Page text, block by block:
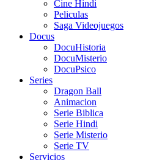
Cine Hindi
Peliculas
Saga Videojuegos
Docus
DocuHistoria
DocuMisterio
DocuPsico
Series
Dragon Ball
Animacion
Serie Biblica
Serie Hindi
Serie Misterio
Serie TV
Servicios